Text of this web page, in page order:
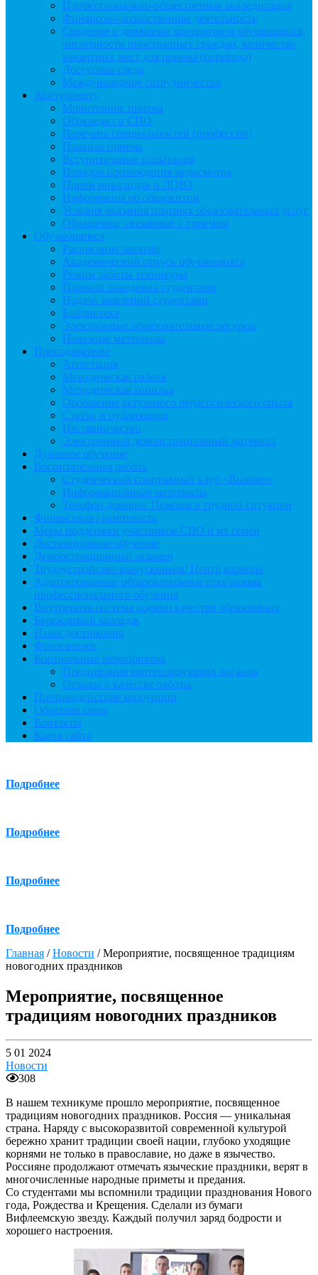
Профессионально-общественная аккредитация
Финансово-хозяйственная деятельность
Сведение о движении контингента обучающихся,
численности иностранных граждан, количестве
вакантных мест для приема (перевода)
Доступная среда
Международное сотрудничество
Абитуриенту
Мониторинг приема
Обркредит в СПО
Перечень специальностей (профессий)
Правила приема
Вступительные испытания
Порядок прохождения медосмотра
Прием инвалидов и ЛОВЗ
Информация об общежитии
Условия оказания платных образовательных услуг
Обращения, связанные с приемом
Обучающимся
Расписание занятий
Академический отпуск обучающихся
Режим работы техникума
Правила поведения студентами
Подача заявлений студентами
Библиотека
Электронные образовательные ресурсы
Полезные материалы
Преподавателю
Аттестация
Методическая работа
Методическая копилка
Обобщение актульного педагогического опыта
Статьи и публикации
Наставничество
Электронный демонстрационный материал
Дуальное обучение
Воспитательная работа
Студенческий спортивный клуб «Вымпел»
Информационные материалы
Телефон доверия. Помощь в трудной ситуации
Финансовая грамотность
Меры поддержки участников СВО и их семей
Дистанционное обучение
Демонстрационный экзамен
Трудоустройство выпускников/ Центр карьеры
Адаптированные образовательные программы
профессионального обучения
Внутренняя система оценки качества образования
Бережливый колледж
Наши достижения
Фотогалерея
Контрольные мероприятия
Предписания контролирующих органов
Отзывы о качестве работы
Противодействие коррупции
Обратная связь
Контакты
Карта сайта
Подробнее
Подробнее
Подробнее
Подробнее
Главная /Новости /Мероприятие, посвященное традициям
новогодних праздников
Мероприятие, посвященное
традициям новогодних праздников
5 01 2024
Новости
308
В нашем техникуме прошло мероприятие, посвященное
традициям новогодних праздников. Россия — уникальная
страна. Наряду с высокоразвитой современной культурой
бережно хранит традиции своей нации, глубоко уходящие
корнями не только в православие, но даже в язычество.
Россияне продолжают отмечать языческие праздники, верят в
многочисленные народные приметы и предания.
Со студентами мы вспомнили традиции празднования Нового
года, Рождества и Крещения. Сделали из бумаги
Вифлеемскую звезду. Каждый получил заряд бодрости и
хорошего настроения.